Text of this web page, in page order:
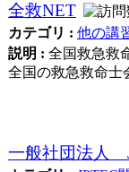
全救NET
カテゴリ : 他の講
説明 : 全国救急救
全国の救急救命士
一般社団法人